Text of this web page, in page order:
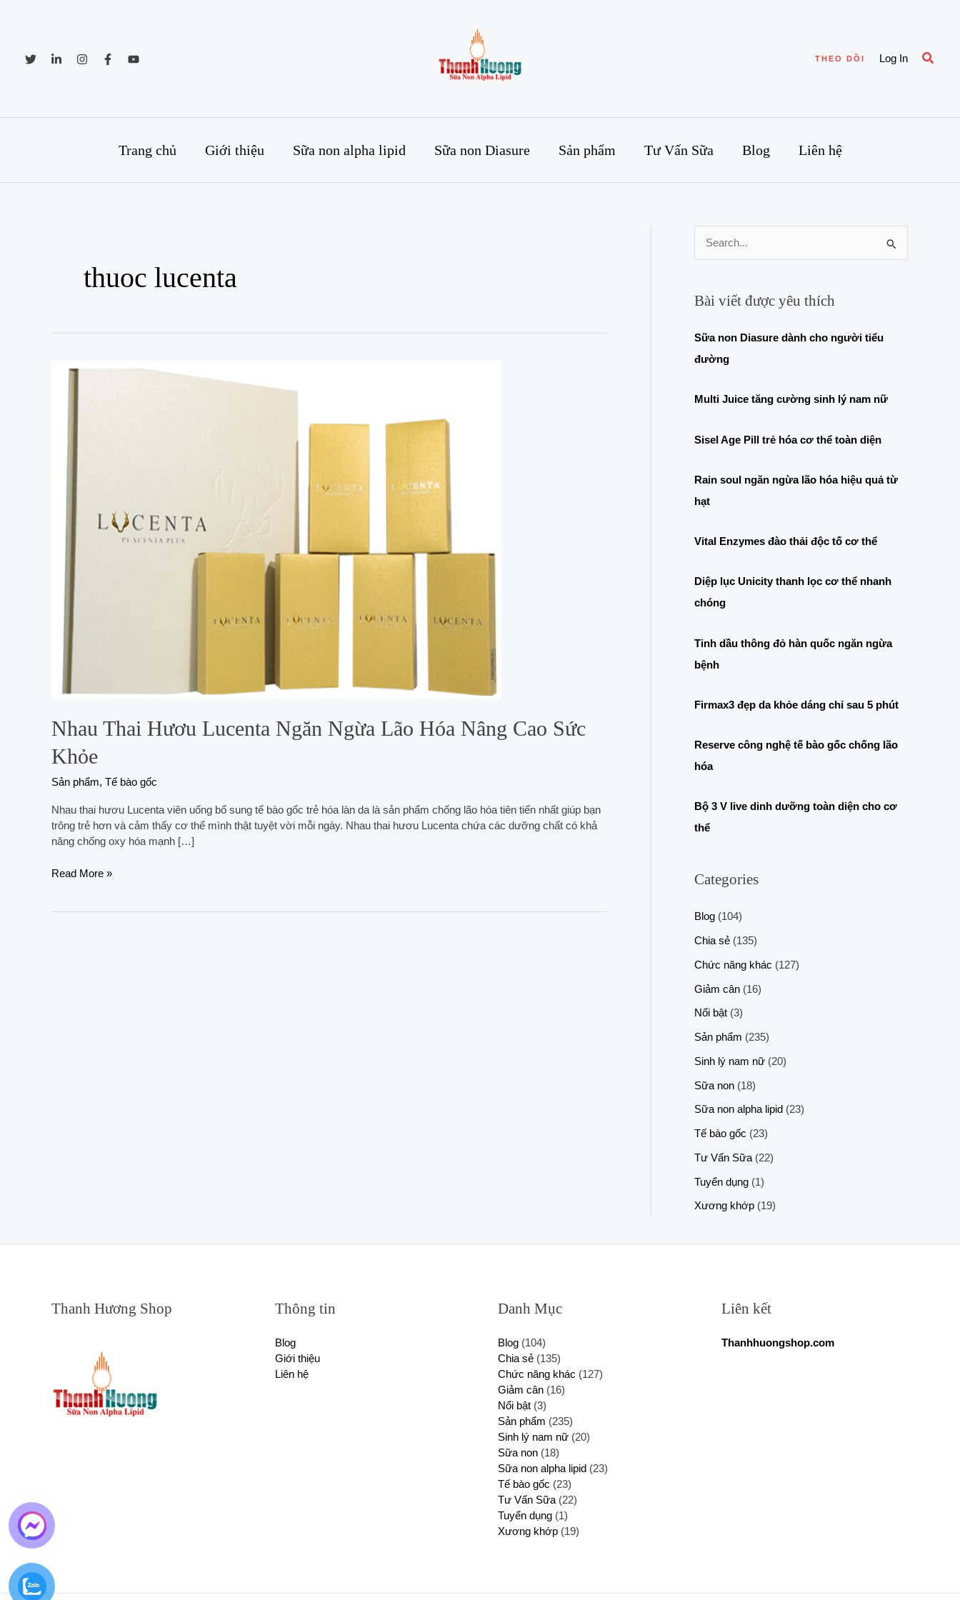
THEO DÕI Log In
Trang chủ Giới thiệu Sữa non alpha lipid Sữa non Diasure Sản phẩm Tư Vấn Sữa Blog Liên hệ
thuoc lucenta
Nhau Thai Hươu Lucenta Ngăn Ngừa Lão Hóa Nâng Cao Sức
Khỏe
Sản phẩm, Tế bào gốc
Nhau thai hươu Lucenta viên uống bổ sung tế bào gốc trẻ hóa làn da là sản phẩm chống lão hóa tiên tiến nhất giúp bạn
trông trẻ hơn và cảm thấy cơ thể mình thật tuyệt vời mỗi ngày. Nhau thai hươu Lucenta chứa các dưỡng chất có khả
năng chống oxy hóa mạnh […]
Nhau
Read More »
c
h
o
:
Bài viết được yêu thích
Sữa non Diasure dành cho người tiểu
đường
Multi Juice tăng cường sinh lý nam nữ
Sisel Age Pill trẻ hóa cơ thể toàn diện
Rain soul ngăn ngừa lão hóa hiệu quả từ
hạt
Vital Enzymes đào thải độc tố cơ thể
Diệp lục Unicity thanh lọc cơ thể nhanh
chóng
Tinh dầu thông đỏ hàn quốc ngăn ngừa
bệnh
Firmax3 đẹp da khỏe dáng chỉ sau 5 phút
Reserve công nghệ tế bào gốc chống lão
hóa
Bộ 3 V live dinh dưỡng toàn diện cho cơ
thể
Categories
Blog (104)
Chia sẻ (135)
Chức năng khác (127)
Giảm cân (16)
Nổi bật (3)
Sản phẩm (235)
Sinh lý nam nữ (20)
Sữa non (18)
Sữa non alpha lipid (23)
Tế bào gốc (23)
Tư Vấn Sữa (22)
Tuyển dụng (1)
Xương khớp (19)
Thanh Hương Shop Thông tin
Blog
Giới thiệu
Liên hệ
Danh Mục
Blog (104)
Chia sẻ (135)
Chức năng khác (127)
Giảm cân (16)
Nổi bật (3)
Sản phẩm (235)
Sinh lý nam nữ (20)
Sữa non (18)
Sữa non alpha lipid (23)
Tế bào gốc (23)
Tư Vấn Sữa (22)
Tuyển dụng (1)
Xương khớp (19)
Liên kết
Thanhhuongshop.com